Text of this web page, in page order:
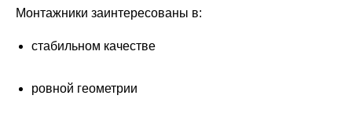
Монтажники заинтересованы в:
стабильном качестве
ровной геометрии